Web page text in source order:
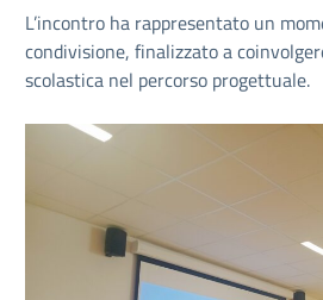
L’incontro ha rappresentato un
condivisione, finalizzato a
scolastica nel percorso progettuale.